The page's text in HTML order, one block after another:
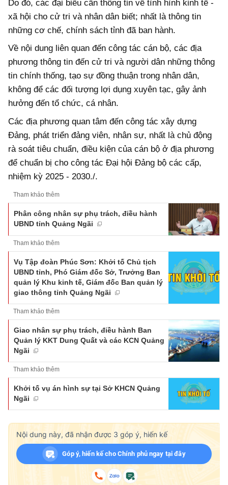
Do đó, các đại biểu cần thông tin về tình hình kinh tế -
xã hội cho cử tri và nhân dân biết; nhất là thông tin
những cơ chế, chính sách tỉnh đã ban hành.
Về nội dung liên quan đến công tác cán bộ, các địa
phương thông tin đến cử tri và người dân những thông
tin chính thống, tạo sự đồng thuận trong nhân dân,
không để các đối tượng lợi dụng xuyên tạc, gây ảnh
hưởng đến tổ chức, cá nhân.
Các địa phương quan tâm đến công tác xây dựng
Đảng, phát triển đảng viên, nhân sự, nhất là chủ động
rà soát tiêu chuẩn, điều kiện của cán bộ ở địa phương
để chuẩn bị cho công tác Đại hội Đảng bộ các cấp,
nhiệm kỳ 2025 - 2030./.
Tham khảo thêm
Phân công nhân sự phụ trách, điều hành
UBND tỉnh Quảng Ngãi
Tham khảo thêm
Vụ Tập đoàn Phúc Sơn: Khởi tố Chủ tịch
UBND tỉnh, Phó Giám đốc Sở, Trưởng Ban
quản lý Khu kinh tế, Giám đốc Ban quản lý
giao thông tỉnh Quảng Ngãi
Tham khảo thêm
Giao nhân sự phụ trách, điều hành Ban
Quản lý KKT Dung Quất và các KCN Quảng
Ngãi
Tham khảo thêm
Khởi tố vụ án hình sự tại Sở KHCN Quảng
Ngãi
Nội dung này, đã nhận được 3 góp ý, hiến kế
Góp ý, hiến kế cho Chính phủ ngay tại đây